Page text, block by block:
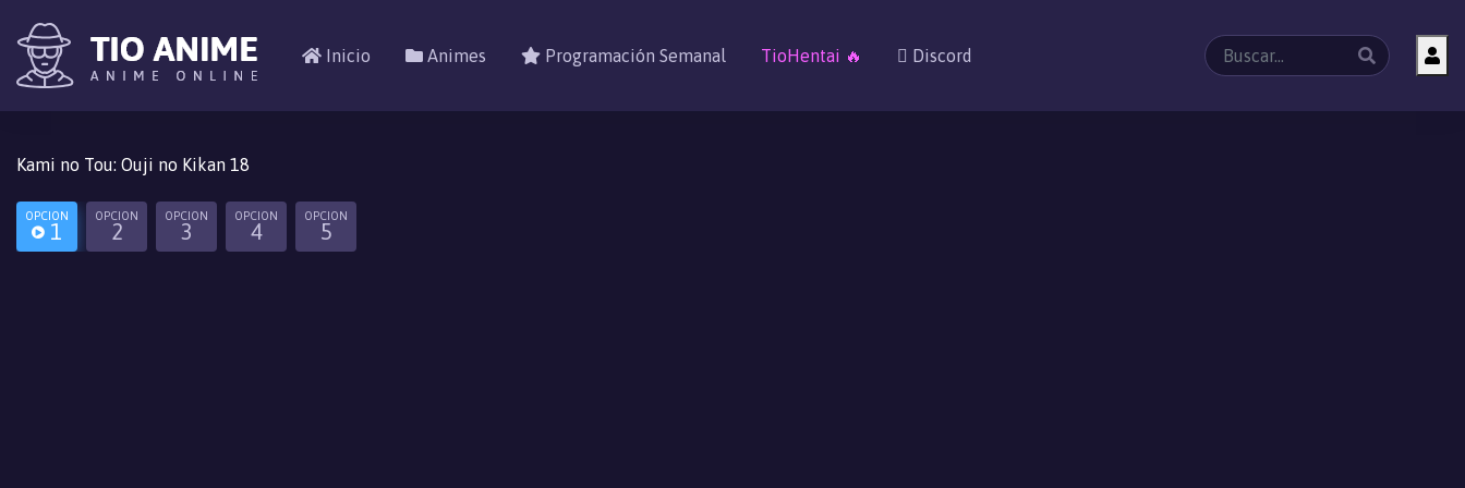
Inicio Animes Programación Semanal TioHentai 🔥 Discord
Kami no Tou: Ouji no Kikan 18
OPCION
1
OPCION
2
OPCION
3
OPCION
4
OPCION
5